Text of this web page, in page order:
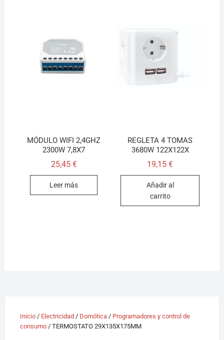
MÓDULO WIFI 2,4GHZ
2300W 7,8X7
25,45 €
Leer más
REGLETA 4 TOMAS
3680W 122X122X
19,15€
Añadir al
carrito
Inicio/ Electricidad / Domótica/ Programadores y control de
consumo/ TERMOSTATO 29X135X175MM